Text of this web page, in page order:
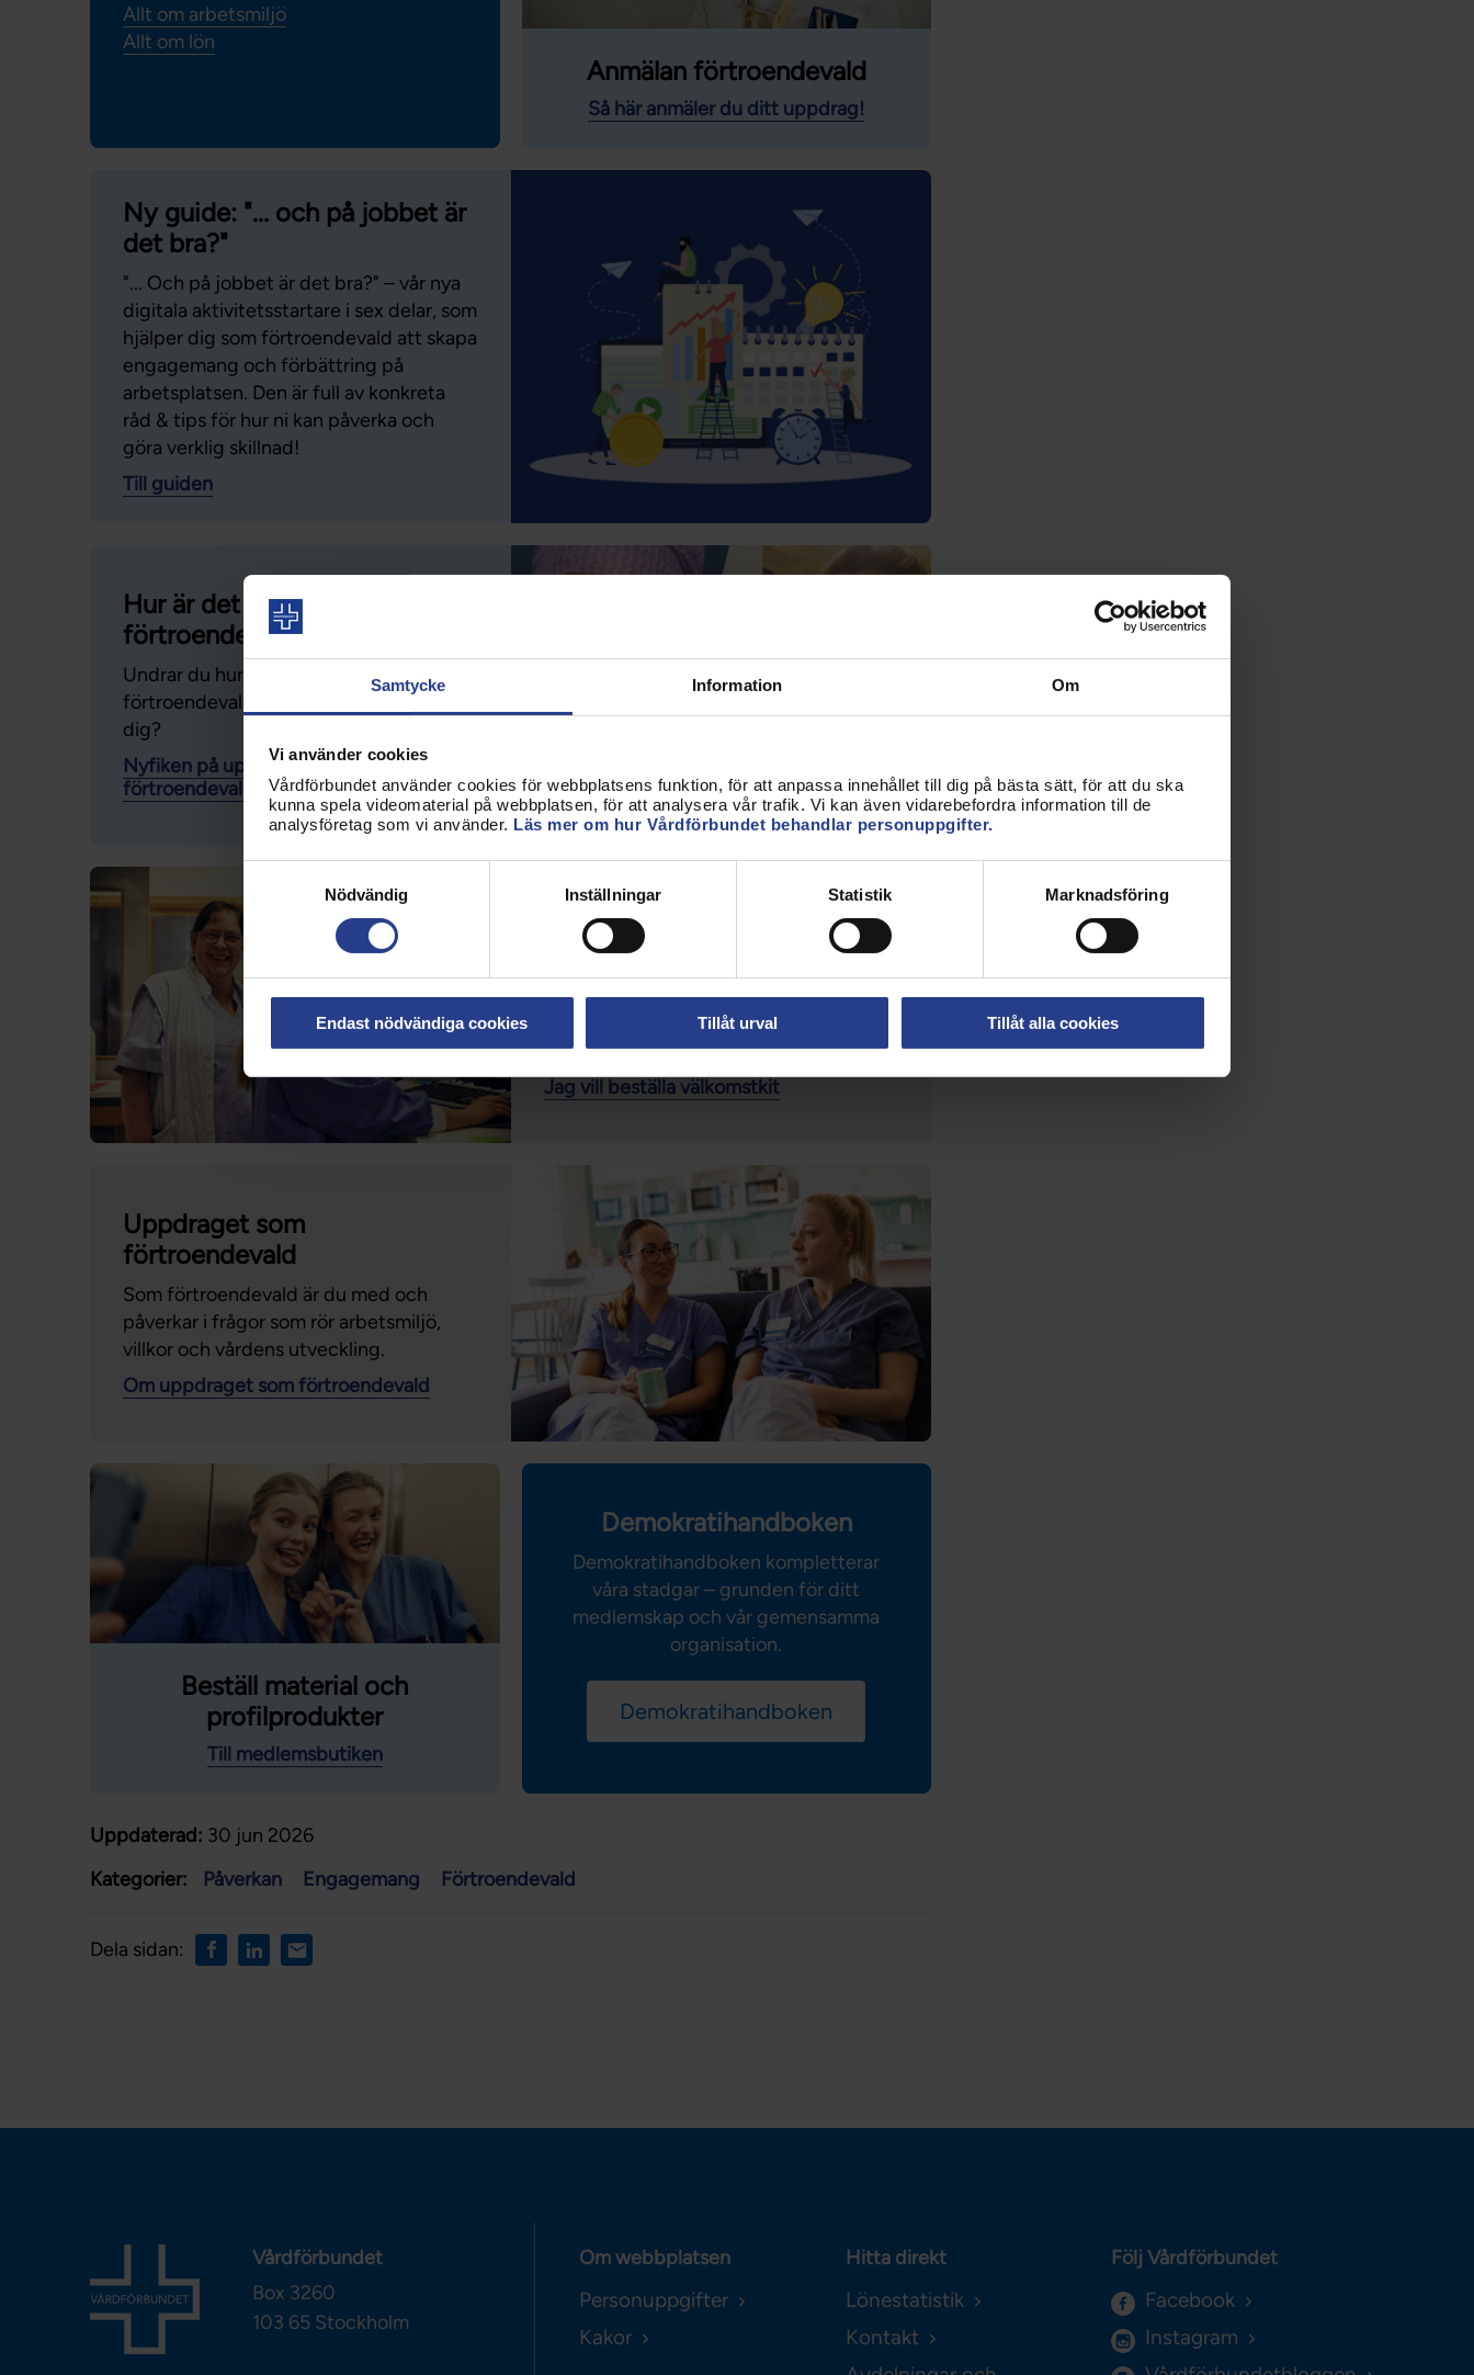
Samtycke Information Om
Vi använder cookies
Vårdförbundet använder cookies för webbplatsens funktion, för att anpassa innehållet till dig på bästa sätt, för att du ska
kunna spela videomaterial på webbplatsen, för att analysera vår trafik. Vi kan även vidarebefordra information till de
analysföretag som vi använder. Läs mer om hur Vårdförbundet behandlar personuppgifter.
Nödvändig
Inställningar Statistik Marknadsföring
Endast nödvändiga cookies Tillåt urval Tillåt alla cookies
Allt om arbetsmiljö
Allt om lön
Anmälan förtroendevald
Så här anmäler du ditt uppdrag!
Ny guide: "... och på jobbet är
det bra?"
"... Och på jobbet är det bra?" – vår nya
digitala aktivitetsstartare i sex delar, som
hjälper dig som förtroendevald att skapa
engagemang och förbättring på
arbetsplatsen. Den är full av konkreta
råd & tips för hur ni kan påverka och
göra verklig skillnad!
Till guiden
Hur är det att vara
förtroendevald?
Undrar du hur det är att vara
förtroendevald och om det är något för
dig?
Nyfiken på uppdraget som
förtroendevald
Välkomna nya kollegor med
välkomstkit!
Vet du att du kan beställa välkomstkit
gratis i medlemsbutiken? Var alltid redo
att presentera dig och Vårdförbundet!
Jag vill beställa välkomstkit
Uppdraget som
förtroendevald
Som förtroendevald är du med och
påverkar i frågor som rör arbetsmiljö,
villkor och vårdens utveckling.
Om uppdraget som förtroendevald
Beställ material och
profilprodukter
Till medlemsbutiken
Demokratihandboken
Demokratihandboken kompletterar
våra stadgar – grunden för ditt
medlemskap och vår gemensamma
organisation.
Demokratihandboken
Uppdaterad: 30 jun 2026
Kategorier:
Påverkan Engagemang Förtroendevald
Dela sidan:
Vårdförbundet
Box 3260
103 65 Stockholm
Om webbplatsen
Personuppgifter
Kakor
Hitta direkt
Lönestatistik
Kontakt
Följ Vårdförbundet
Facebook
Instagram